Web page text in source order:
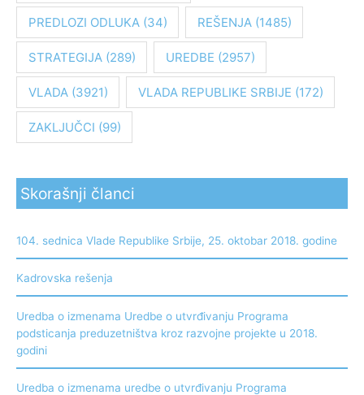
PREDLOZI ODLUKA(34) REŠENJA(1485)
STRATEGIJA(289) UREDBE (2957)
VLADA(3921) VLADA REPUBLIKE SRBIJE (172)
ZAKLJUČCI (99)
Skorašnji članci
104. sednica Vlade Republike Srbije, 25. oktobar 2018. godine
Kadrovska rešenja
Uredba o izmenama Uredbe o utvrđivanju Programa
podsticanja preduzetništva kroz razvojne projekte u 2018.
godini
Uredba o izmenama uredbe o utvrđivanju Programa